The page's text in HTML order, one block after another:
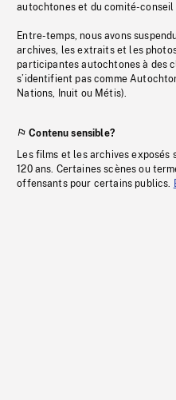
autochtones et du comité-conseil
Entre-temps, nous avons
archives, les extraits et les
participantes autochtones à des
s’identifient pas comme
Nations, Inuit ou Métis).
Contenu sensible?
Les films et les archives exposés
120 ans. Certaines scènes ou
offensants pour certains publics.